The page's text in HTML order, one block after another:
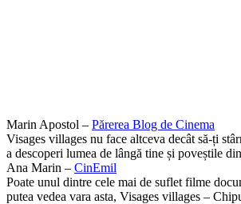
Marin Apostol – Părerea Blog de Cinema
Visages villages nu face altceva decât să-ți
a descoperi lumea de lângă tine și poveștile
Ana Marin – CinEmil
Poate unul dintre cele mai de suflet filme
putea vedea vara asta, Visages villages –